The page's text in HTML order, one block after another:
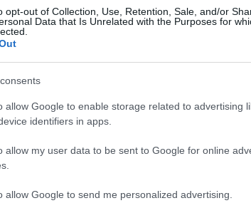
opt-out of Collection, Use, Retention, Sale, and/or
Data that Is Unrelated with the Purposes for
allow Google to enable storage related to advertising
identifiers in apps.
allow my user data to be sent to Google for online
allow Google to send me personalized advertising.
MMORPG játékának 13.
a készítők, mivel február 13-án
dolláros áron. Az expansion végre a
is bejárhatják majd a játékosok,
is belepakolnak majd, így